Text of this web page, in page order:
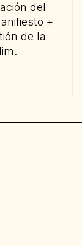
del
+
de la